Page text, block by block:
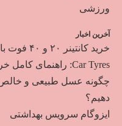
ورزشی
آخرین اخبار
خرید کانتینر ۲۰ و ۴۰ فوت با بهترین قیمت
Car Tyres: راهنمای کامل خرید تایر
چگونه عسل طبیعی و خالص
دهیم؟
ایزوگام سرویس بهداشتی